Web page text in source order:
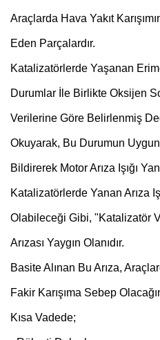
Araçlarda Hava Yakıt
Eden Parçalardır.
Katalizatörlerde Yaşanan
Durumlar İle Birlikte Oksijen
Verilerine Göre Belirlenmiş
Okuyarak, Bu Durumun Uygun
Bildirerek Motor Arıza Işığı
Katalizatörlerde Yanan Arıza
Olabileceği Gibi, "Katalizatör
Arızası Yaygın Olanıdır.
Basite Alınan Bu Arıza,
Fakir Karışıma Sebep
Kısa Vadede;